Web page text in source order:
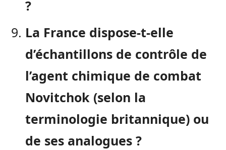
?
La France dispose-t-elle
d’échantillons de contrôle de
l’agent chimique de combat
Novitchok (selon la
terminologie britannique) ou
de ses analogues ?